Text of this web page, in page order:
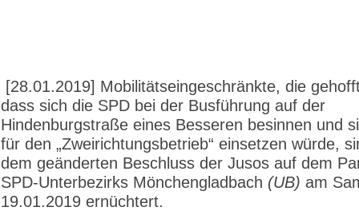
[28.01.2019] Mobilitätseingeschränkte, die
dass sich die SPD bei der Busführung auf der
Hindenburgstraße eines Besseren besinnen und
für den „Zweirichtungsbetrieb“ einsetzen würde,
dem geänderten Beschluss der Jusos auf dem
SPD-Unterbezirks Mönchengladbach (UB) am
19.01.2019 ernüchtert.